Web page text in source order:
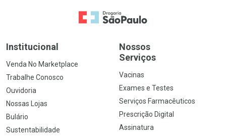
Ir para a Home
Institucional
Venda No Marketplace
Trabalhe Conosco
Ouvidoria
Nossas Lojas
Bulário
Sustentabilidade
Nossos
Serviços
Vacinas
Exames e Testes
Serviços Farmacêuticos
Prescrição Digital
Assinatura